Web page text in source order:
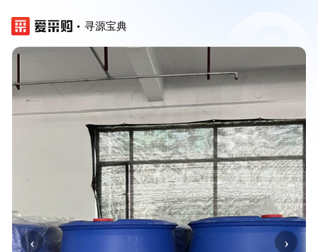
寻源宝典
‹ ›